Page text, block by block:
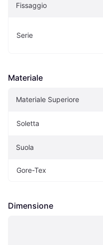
Fissaggio
Serie
Materiale
Materiale Superiore
Soletta
Suola
Gore-Tex
Dimensione